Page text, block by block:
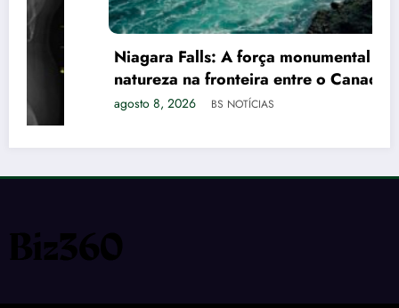
Niagara Falls: A força monumental da
natureza na fronteira entre o Canadá e os
agosto 8, 2026 BS NOTÍCIAS